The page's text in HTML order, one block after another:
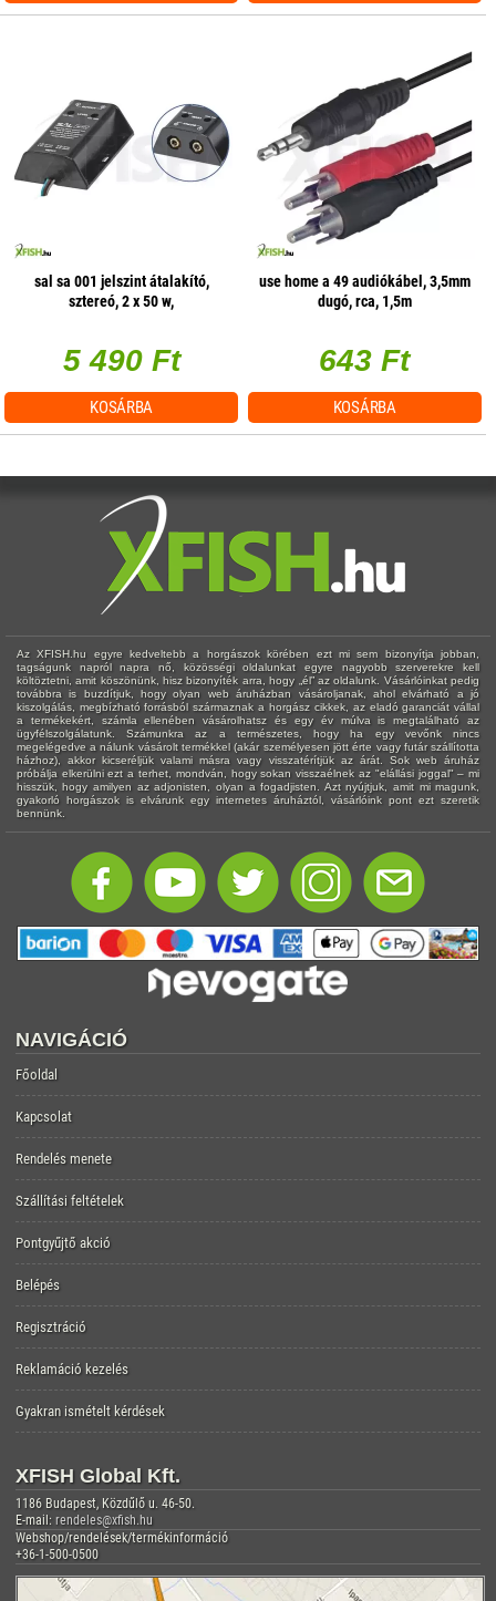
sal sa 001 jelszint átalakító,
sztereó, 2 x 50 w,
5 490 Ft
KOSÁRBA
use home a 49 audiókábel, 3,5mm
dugó, rca, 1,5m
643 Ft
KOSÁRBA
Az XFISH.hu egyre kedveltebb a horgászok körében ezt mi sem bizonyítja jobban,
tagságunk napról napra nő, közösségi oldalunkat egyre nagyobb szerverekre kell
költöztetni, amit köszönünk, hisz bizonyíték arra, hogy „él” az oldalunk. Vásárlóinkat pedig
továbbra is buzdítjuk, hogy olyan web áruházban vásároljanak, ahol elvárható a jó
kiszolgálás, megbízható forrásból származnak a horgász cikkek, az eladó garanciát vállal
a termékekért, számla ellenében vásárolhatsz és egy év múlva is megtalálható az
ügyfélszolgálatunk. Számunkra az a természetes, hogy ha egy vevőnk nincs
megelégedve a nálunk vásárolt termékkel (akár személyesen jött érte vagy futár szállította
házhoz), akkor kicseréljük valami másra vagy visszatérítjük az árát. Sok web áruház
próbálja elkerülni ezt a terhet, mondván, hogy sokan visszaélnek az "elállási joggal" – mi
hisszük, hogy amilyen az adjonisten, olyan a fogadjisten. Azt nyújtjuk, amit mi magunk,
gyakorló horgászok is elvárunk egy internetes áruháztól, vásárlóink pont ezt szeretik
bennünk.
NAVIGÁCIÓ
Főoldal
Kapcsolat
Rendelés menete
Szállítási feltételek
Pontgyűjtő akció
Belépés
Regisztráció
Reklamáció kezelés
Gyakran ismételt kérdések
XFISH Global Kft.
1186 Budapest, Közdűlő u. 46-50.
E-mail: rendeles@xfish.hu
Webshop/rendelések/termékinformáció
+36-1-500-0500